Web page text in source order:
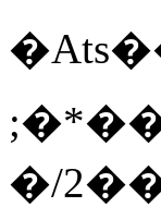
�/